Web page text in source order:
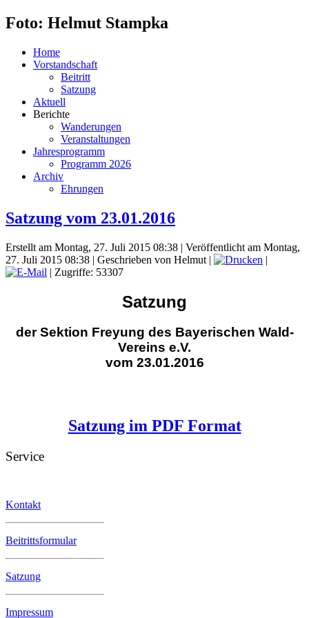
Foto: Helmut Stampka
Home
Vorstandschaft
Beitritt
Satzung
Aktuell
Berichte
Wanderungen
Veranstaltungen
Jahresprogramm
Programm 2026
Archiv
Ehrungen
Satzung vom 23.01.2016
Erstellt am Montag, 27. Juli 2015 08:38 | Veröffentlicht am Montag,
27. Juli 2015 08:38 | Geschrieben von Helmut |
|
| Zugriffe: 53307
Satzung
der Sektion Freyung des Bayerischen Wald-
Vereins e.V.
vom 23.01.2016
Satzung im PDF Format
Service
Kontakt
Beitrittsformular
Satzung
Impressum